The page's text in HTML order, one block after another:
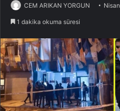
CEM ARIKAN YORGUN
1 dakika okuma süresi